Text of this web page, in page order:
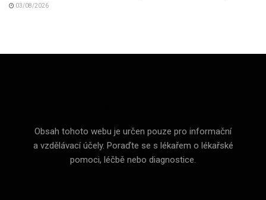
03/08/2026
Obsah tohoto webu je určen pouze pro informační
a vzdělávací účely. Poraďte se s lékařem o lékařské
pomoci, léčbě nebo diagnostice.